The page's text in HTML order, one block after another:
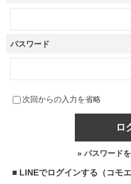
パスワード
次回からの入力を省略
ロ
» パスワード
■ LINEでログインする（コモエ